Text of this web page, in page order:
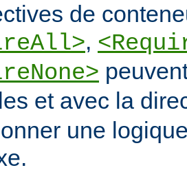
de
,
et avec la
une